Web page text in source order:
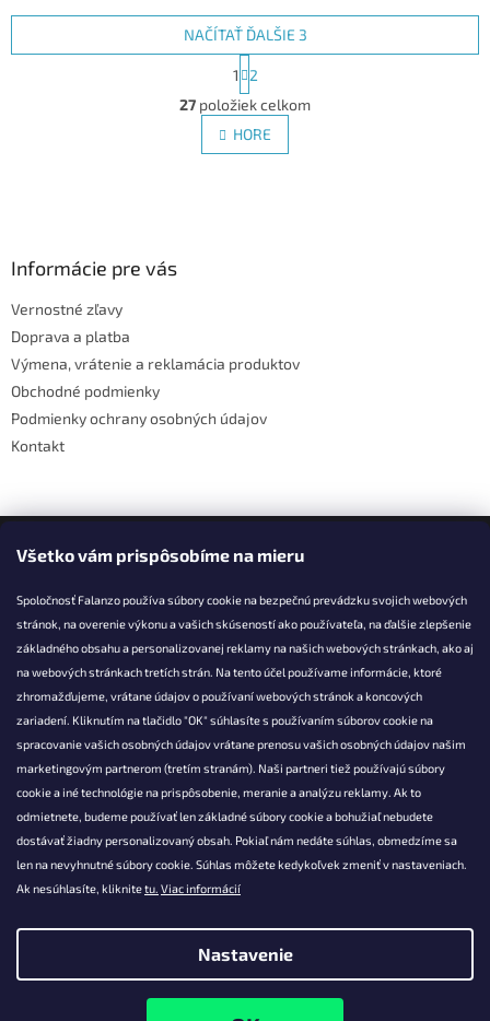
Všetko vám prispôsobíme na mieru
Spoločnosť Falanzo používa súbory cookie na bezpečnú prevádzku svojich webových
stránok, na overenie výkonu a vašich skúseností ako používateľa, na ďalšie zlepšenie
základného obsahu a personalizovanej reklamy na našich webových stránkach, ako aj
na webových stránkach tretích strán. Na tento účel používame informácie, ktoré
zhromažďujeme, vrátane údajov o používaní webových stránok a koncových
zariadení. Kliknutím na tlačidlo "OK" súhlasíte s používaním súborov cookie na
spracovanie vašich osobných údajov vrátane prenosu vašich osobných údajov našim
marketingovým partnerom (tretím stranám). Naši partneri tiež používajú súbory
cookie a iné technológie na prispôsobenie, meranie a analýzu reklamy. Ak to
odmietnete, budeme používať len základné súbory cookie a bohužiaľ nebudete
dostávať žiadny personalizovaný obsah. Pokiaľ nám nedáte súhlas, obmedzíme sa
len na nevyhnutné súbory cookie. Súhlas môžete kedykoľvek zmeniť v nastaveniach.
Ak nesúhlasíte, kliknitetu. Viac informácií
Nastavenie
O
v
l
á
y
p
NAČÍTAŤ ĎALŠIE 3
t
r
á
n
k
1
2
27 položiek celkom
HORE
Informácie pre vás
Vernostné zľavy
Doprava a platba
Výmena, vrátenie a reklamácia produktov
Obchodné podmienky
Podmienky ochrany osobných údajov
Kontakt
Facebook
KONTAKT
info@falanzo.sk
Falanzo.sk
FalanzoSK